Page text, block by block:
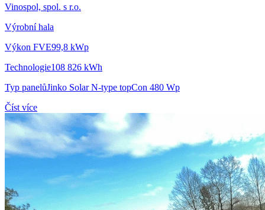
Vinospol, spol. s r.o.
Výrobní hala
Výkon FVE99,8 kWp
Technologie108 826 kWh
Typ panelůJinko Solar N-type topCon 480 Wp
Číst více